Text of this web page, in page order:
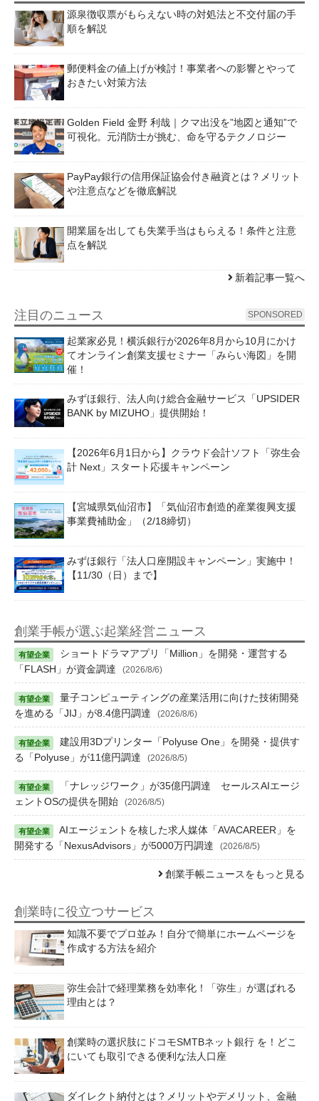
源泉徴収票がもらえない時の対処法と不交付届の手
順を解説
郵便料金の値上げが検討！事業者への影響とやって
おきたい対策方法
Golden Field 金野 利哉｜クマ出没を”地図と通知”で
可視化。元消防士が挑む、命を守るテクノロジー
PayPay銀行の信用保証協会付き融資とは？メリット
や注意点などを徹底解説
開業届を出しても失業手当はもらえる！条件と注意
点を解説
新着記事一覧へ
注目のニュース SPONSORED
起業家必見！横浜銀行が2026年8月から10月にかけ
てオンライン創業支援セミナー「みらい海図」を開
催！
みずほ銀行、法人向け総合金融サービス「UPSIDER
BANK by MIZUHO」提供開始！
【2026年6月1日から】クラウド会計ソフト「弥生会
計 Next」スタート応援キャンペーン
【宮城県気仙沼市】「気仙沼市創造的産業復興支援
事業費補助金」（2/18締切）
みずほ銀行「法人口座開設キャンペーン」実施中！
【11/30（日）まで】
創業手帳が選ぶ起業経営ニュース
ショートドラマアプリ「Million」を開発・運営する
「FLASH」が資金調達
(2026/8/6)
量子コンピューティングの産業活用に向けた技術開発
を進める「JIJ」が8.4億円調達
(2026/8/6)
建設用3Dプリンター「Polyuse One」を開発・提供す
る「Polyuse」が11億円調達
(2026/8/5)
「ナレッジワーク」が35億円調達 セールスAIエージ
ェントOSの提供を開始
(2026/8/5)
AIエージェントを核した求人媒体「AVACAREER」を
開発する「NexusAdvisors」が5000万円調達
(2026/8/5)
創業手帳ニュースをもっと見る
創業時に役立つサービス
知識不要でプロ並み！自分で簡単にホームページを
作成する方法を紹介
弥生会計で経理業務を効率化！「弥生」が選ばれる
理由とは？
創業時の選択肢にドコモSMTBネット銀行 を！どこ
にいても取引できる便利な法人口座
ダイレクト納付とは？メリットやデメリット、金融